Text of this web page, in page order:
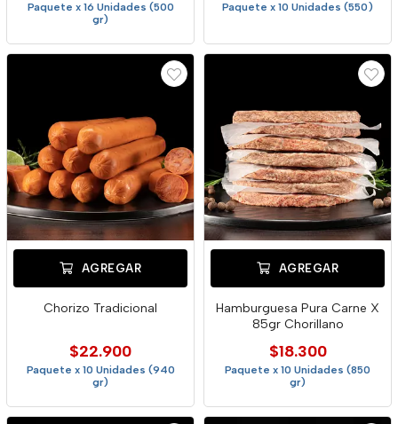
Paquete x 16 Unidades (500
gr)
Paquete x 10 Unidades (550)
AGREGAR
Chorizo Tradicional
$22.900
Paquete x 10 Unidades (940
gr)
AGREGAR
Hamburguesa Pura Carne X
85gr Chorillano
$18.300
Paquete x 10 Unidades (850
gr)